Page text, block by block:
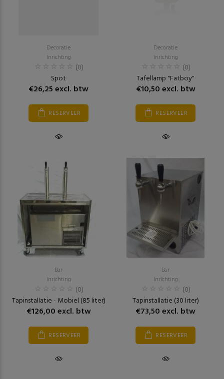
Decoratie
Inrichting
(0)
Spot
€26,25 excl. btw
RESERVEER
Decoratie
Inrichting
(0)
Tafellamp "Fatboy"
€10,50 excl. btw
RESERVEER
Bar
Inrichting
(0)
Tapinstallatie - Mobiel (85 liter)
€126,00 excl. btw
RESERVEER
Bar
Inrichting
(0)
Tapinstallatie (30 liter)
€73,50 excl. btw
RESERVEER